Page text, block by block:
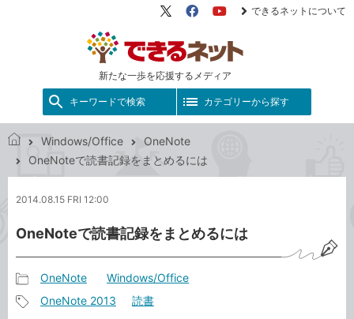
新たな一歩を応援するメディア
X（旧
FacebookYouTube
できるネットについて
キーワードで検索 カテゴリーから探す
で
ネ
ト
Windows/Office
OneNote
OneNoteで読書記録をまとめるには
2014.08.15 FRI 12:00
OneNoteで読書記録をまとめるには
事
OneNote Windows/Office
OneNote 2013 読書